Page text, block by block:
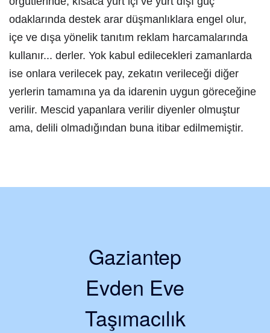
odaklarında destek arar düşmanlıklara engel olur,
içe ve dışa yönelik tanıtım reklam harcamalarında
kullanır... derler. Yok kabul edilecekleri zamanlarda
ise onlara verilecek pay, zekatın verileceği diğer
yerlerin tamamına ya da idarenin uygun göreceğine
verilir. Mescid yapanlara verilir diyenler olmuştur
ama, delili olmadığından buna itibar edilmemiştir.
Gaziantep
Evden Eve
Taşımacılık